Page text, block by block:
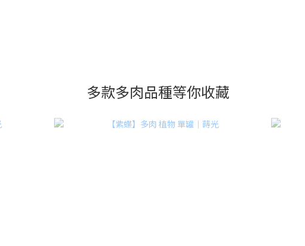
多款多肉品種等你收藏